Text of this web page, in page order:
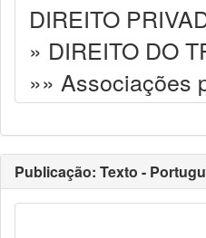
DIREITO
» DIREITO DO
»» Associações
Publicação: Texto -